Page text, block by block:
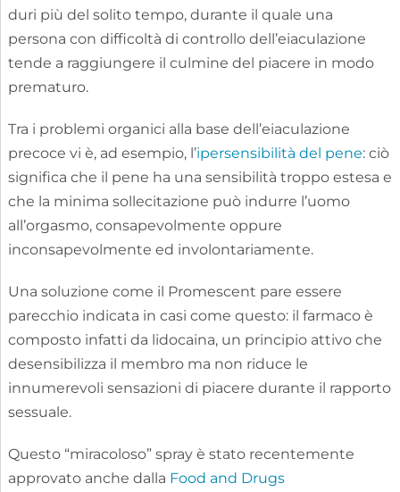
duri più del solito tempo, durante il quale una
persona con difficoltà di controllo dell’eiaculazione
tende a raggiungere il culmine del piacere in modo
prematuro.
Tra i problemi organici alla base dell’eiaculazione
precoce vi è, ad esempio, l’ipersensibilità del pene: ciò
significa che il pene ha una sensibilità troppo estesa e
che la minima sollecitazione può indurre l’uomo
all’orgasmo, consapevolmente oppure
inconsapevolmente ed involontariamente.
Una soluzione come il Promescent pare essere
parecchio indicata in casi come questo: il farmaco è
composto infatti da lidocaina, un principio attivo che
desensibilizza il membro ma non riduce le
innumerevoli sensazioni di piacere durante il rapporto
sessuale.
Questo “miracoloso” spray è stato recentemente
approvato anche dalla Food and Drugs